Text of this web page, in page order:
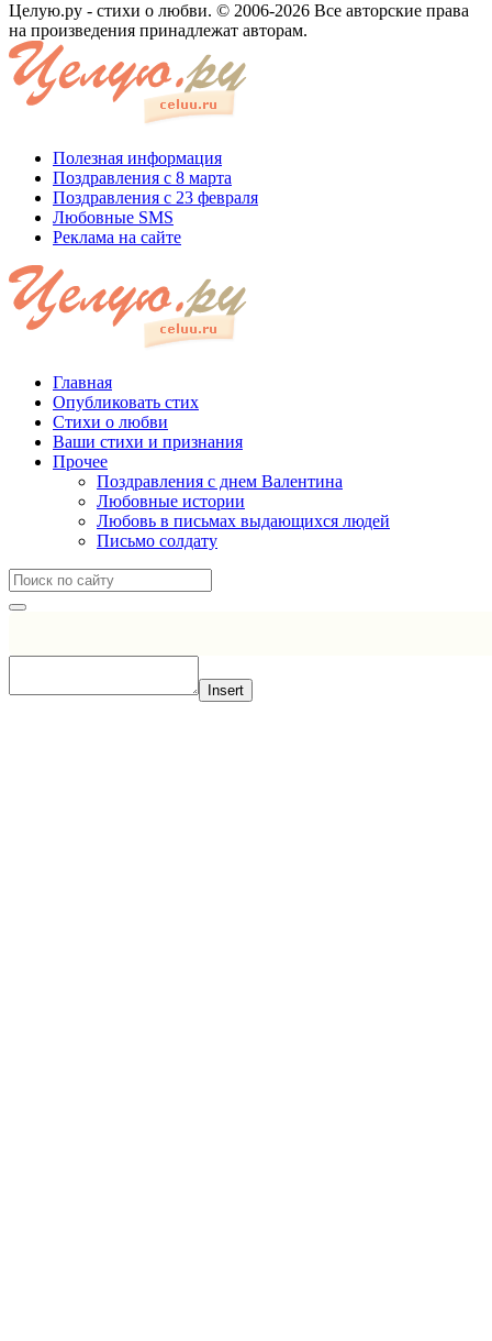
Целую.ру - стихи о любви. © 2006-2026 Все авторские права
на произведения принадлежат авторам.
Полезная информация
Поздравления с 8 марта
Поздравления с 23 февраля
Любовные SMS
Реклама на сайте
Главная
Опубликовать стих
Стихи о любви
Ваши стихи и признания
Прочее
Поздравления с днем Валентина
Любовные истории
Любовь в письмах выдающихся людей
Письмо солдату
Insert